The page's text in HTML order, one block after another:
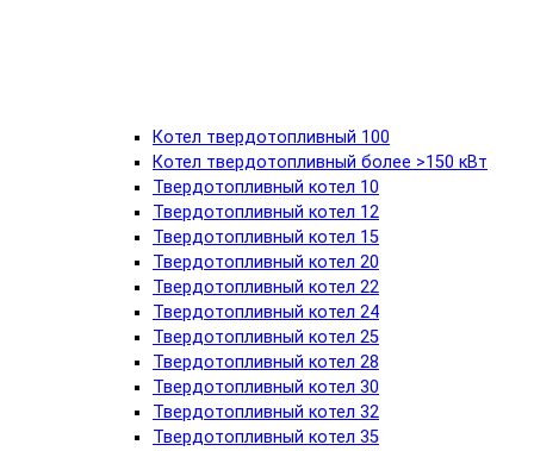
Котел твердотопливный 100
Котел твердотопливный более >150 кВт
Твердотопливный котел 10
Твердотопливный котел 12
Твердотопливный котел 15
Твердотопливный котел 20
Твердотопливный котел 22
Твердотопливный котел 24
Твердотопливный котел 25
Твердотопливный котел 28
Твердотопливный котел 30
Твердотопливный котел 32
Твердотопливный котел 35